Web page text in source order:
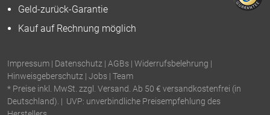
Geld-zurück-Garantie
Kauf auf Rechnung möglich
Impressum | Datenschutz | AGBs | Widerrufsbelehrung |
Hinweisgeberschutz | Jobs | Team
* Preise inkl. MwSt. zzgl. Versand. Ab 50 € versandkostenfrei (in
Deutschland). | UVP: unverbindliche Preisempfehlung des